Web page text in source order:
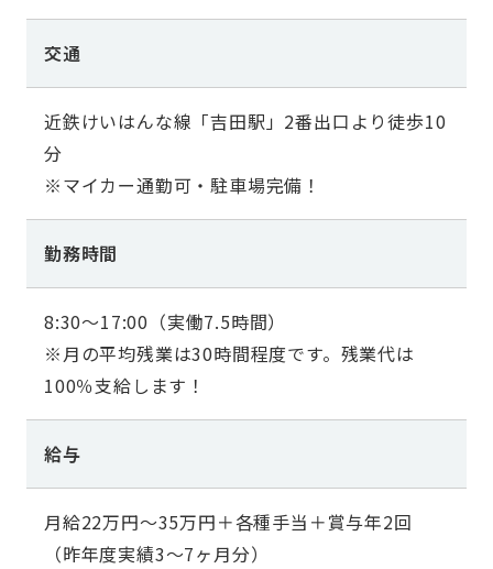
交通
近鉄けいはんな線「吉田駅」2番出口より徒歩10
分
※マイカー通勤可・駐車場完備！
勤務時間
8:30～17:00（実働7.5時間）
※月の平均残業は30時間程度です。残業代は
100％支給します！
給与
月給22万円～35万円＋各種手当＋賞与年2回
（昨年度実績3～7ヶ月分）